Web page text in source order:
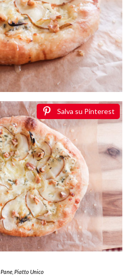
Salva su Pinterest
Pane, Piatto Unico